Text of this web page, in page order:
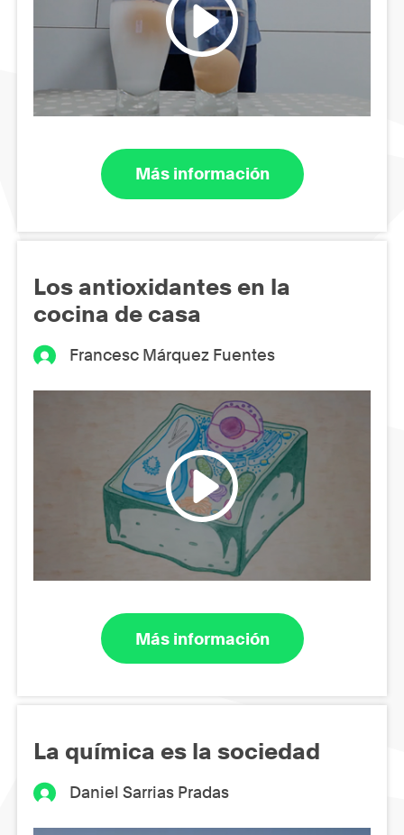
Más información
Los antioxidantes en la
cocina de casa
Francesc Márquez Fuentes
Más información
La química es la sociedad
Daniel Sarrias Pradas